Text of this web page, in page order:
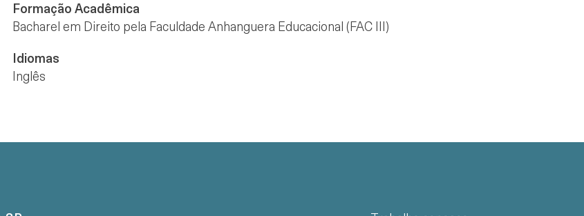
Formação Acadêmica
Bacharel em Direito pela Faculdade Anhanguera Educacional (FAC III)
Idiomas
Inglês